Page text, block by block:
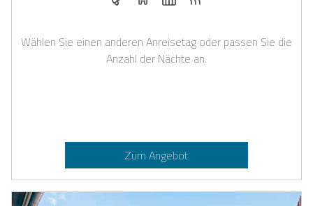
Wählen Sie einen anderen Anreisetag oder passen Sie die
Anzahl der Nächte an.
Zum Angebot